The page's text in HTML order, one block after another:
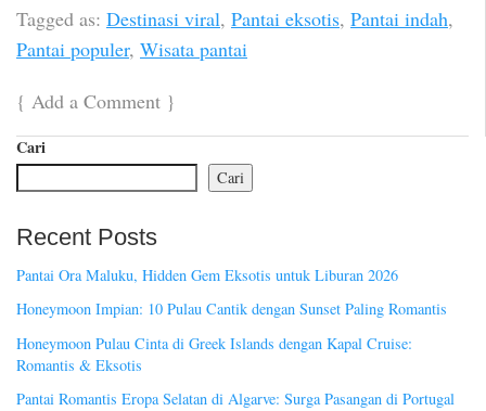
Tagged as: Destinasi viral, Pantai eksotis, Pantai indah,
Pantai populer, Wisata pantai
{ Add a Comment }
Cari
Cari
Recent Posts
Pantai Ora Maluku, Hidden Gem Eksotis untuk Liburan 2026
Honeymoon Impian: 10 Pulau Cantik dengan Sunset Paling Romantis
Honeymoon Pulau Cinta di Greek Islands dengan Kapal Cruise:
Romantis & Eksotis
Pantai Romantis Eropa Selatan di Algarve: Surga Pasangan di Portugal